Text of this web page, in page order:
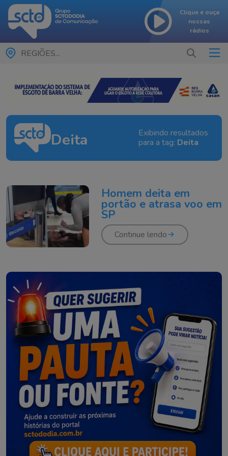
Clique e ouça
nossas
rádios
REGIÕES...
Deita
Exibindo resultados
para a tag: Deita
Homem deita em
portão e atrasa voo em
SP
Continue lendo